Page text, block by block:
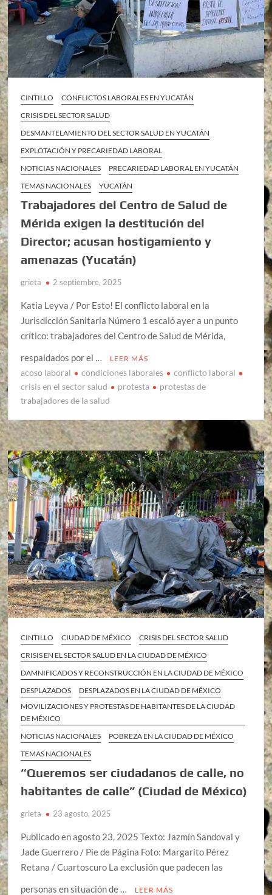
CINTILLO
CONFLICTOS LABORALES EN YUCATÁN
CRISIS DEL SECTOR SALUD
DESMANTELAMIENTO DEL SECTOR SALUD EN YUCATÁN
EXPLOTACIÓN Y PRECARIEDAD LABORAL
NOTICIAS NACIONALES
PRECARIEDAD LABORAL EN YUCATÁN
TEMAS NACIONALES
YUCATÁN
Trabajadores del Centro de Salud de
Mérida exigen la destitución del
Director; acusan hostigamiento y
amenazas (Yucatán)
grieta 2 septiembre, 2025
Katia Leyva / Por Esto! El conflicto laboral en la
Jurisdicción Sanitaria Número 1 escaló ayer a un punto
crítico: trabajadores del Centro de Salud de Mérida,
respaldados por el …
LEER MÁS
acoso laboral condiciones laborales
conflicto laboral
crisis en el sector salud
protesta
protestas de
trabajadores de la salud
CINTILLO CIUDAD DE MÉXICO
CRISIS DEL SECTOR SALUD
CRISIS EN EL SECTOR SALUD EN LA CIUDAD DE MÉXICO
DAMNIFICADOS Y RECONSTRUCCIÓN EN LA CIUDAD DE MÉXICO
DESPLAZADOS
DESPLAZADOS EN LA CIUDAD DE MÉXICO
MOVILIZACIONES Y PROTESTAS DE HABITANTES DE LA CIUDAD
DE MÉXICO
NOTICIAS NACIONALES
POBREZA EN LA CIUDAD DE MÉXICO
TEMAS NACIONALES
“Queremos ser ciudadanos de calle, no
habitantes de calle” (Ciudad de México)
grieta 23 agosto, 2025
Publicado en agosto 23, 2025 Texto: Jazmín Sandoval y
Jade Guerrero / Pie de Página Foto: Margarito Pérez
Retana / Cuartoscuro La exclusión que padecen las
personas en situación de …
LEER MÁS